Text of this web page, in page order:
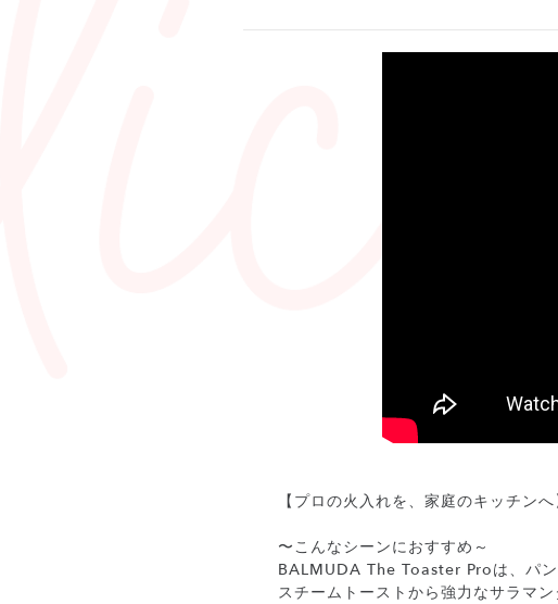
【プロの火入れを、家庭のキッチンへ
〜こんなシーンにおすすめ～
BALMUDA The Toaster Proは、パン
スチームトーストから強力なサラマ